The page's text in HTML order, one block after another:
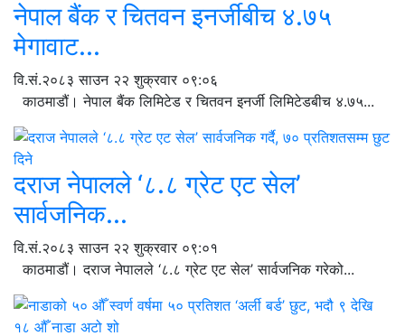
नेपाल बैंक र चितवन इनर्जीबीच ४.७५
मेगावाट...
वि.सं.२०८३ साउन २२ शुक्रवार ०९:०६
काठमाडौं। नेपाल बैंक लिमिटेड र चितवन इनर्जी लिमिटेडबीच ४.७५...
दराज नेपालले ‘८.८ ग्रेट एट सेल’
सार्वजनिक...
वि.सं.२०८३ साउन २२ शुक्रवार ०९:०१
काठमाडौं। दराज नेपालले ‘८.८ ग्रेट एट सेल’ सार्वजनिक गरेको...